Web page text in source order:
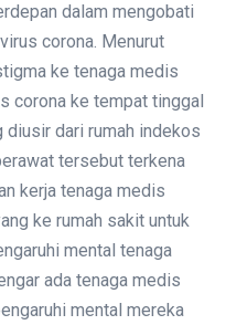
dalam mengobati
corona. Menurut
ke tenaga medis
corona ke tempat tinggal
diusir dari rumah indekos
tersebut terkena
kerja tenaga medis
ke rumah sakit untuk
mental tenaga
ada tenaga medis
mental mereka